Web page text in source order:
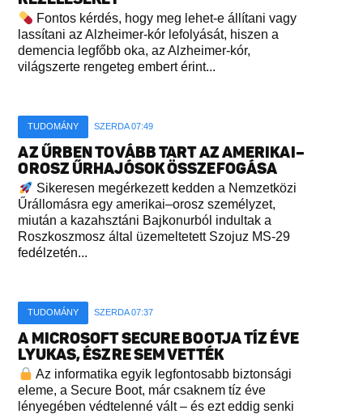
Fontos kérdés, hogy meg lehet-e állítani vagy
lassítani az Alzheimer-kór lefolyását, hiszen a
demencia legfőbb oka, az Alzheimer-kór,
világszerte rengeteg embert érint...
TUDOMÁNY SZERDA 07:49
AZ ŰRBEN TOVÁBB TART AZ AMERIKAI–
OROSZ ŰRHAJÓSOK ÖSSZEFOGÁSA
Sikeresen megérkezett kedden a Nemzetközi
Űrállomásra egy amerikai–orosz személyzet,
miután a kazahsztáni Bajkonurból indultak a
Roszkoszmosz által üzemeltetett Szojuz MS-29
fedélzetén...
TUDOMÁNY SZERDA 07:37
A MICROSOFT SECURE BOOTJA TÍZ ÉVE
LYUKAS, ÉSZRE SEM VETTÉK
Az informatika egyik legfontosabb biztonsági
eleme, a Secure Boot, már csaknem tíz éve
lényegében védtelenné vált – és ezt eddig senki